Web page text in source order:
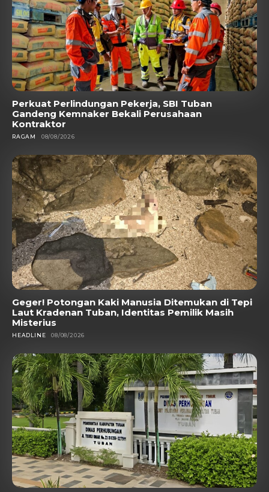
Perkuat Perlindungan Pekerja, SBI Tuban
Gandeng Kemnaker Bekali Perusahaan
Kontraktor
RAGAM 08/08/2026
Geger! Potongan Kaki Manusia Ditemukan di Tepi
Laut Kradenan Tuban, Identitas Pemilik Masih
Misterius
HEADLINE 08/08/2026